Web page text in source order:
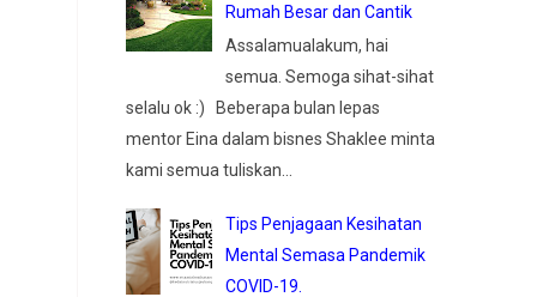
Rumah Besar dan Cantik
Assalamualakum, hai
semua. Semoga sihat-sihat
selalu ok :) Beberapa bulan lepas
mentor Eina dalam bisnes Shaklee minta
kami semua tuliskan...
Tips Penjagaan Kesihatan
Mental Semasa Pandemik
COVID-19.